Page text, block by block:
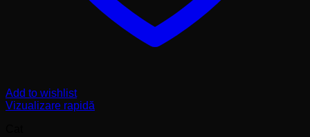
Add to wishlist
Vizualizare rapidă